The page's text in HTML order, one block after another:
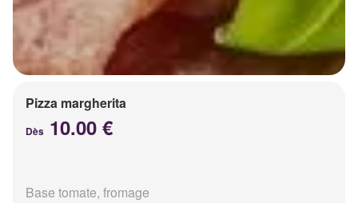
Pizza margherita
Dès 10.00 €
Base tomate, fromage